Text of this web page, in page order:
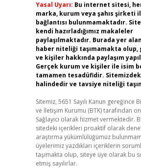
Yasal Uyarı: Bu internet sitesi,
marka, kurum veya şahıs şirketi
bağlantısı bulunmamaktadır.
kendi hazırladığımız makaleler
paylaşılmaktadır. Burada yer
haber niteliği taşımamakta olup,
ve kişiler hakkında paylaşım
Gerçek kurum ve kişiler ile isim
tamamen tesadüfidir.
halindedir ve tavsiye niteliği
Sitemiz, 5651 Sayılı Kanun gereğince
ve İletişim Kurumu (BTK) tarafından
Sağlayıcı olarak hizmet vermektedir.
sitedeki içerikleri proaktif olarak
araştırma yükümlülüğümüz
üyelerimiz yazdıkları içeriklerin
taşımakta olup, siteye üye olarak bu
etmiş sayılırlar.